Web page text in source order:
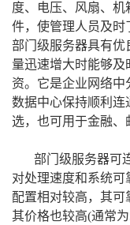
度、电压、风扇、
件，使管理人员及时
部门级服务器具有优
量迅速增大时能够
资。它是企业网络
数据中心保持顺利连
选，也可用于金融、
部门级服务器可连
对处理速度和系统
配置相对较高，其
其价格也较高(通常